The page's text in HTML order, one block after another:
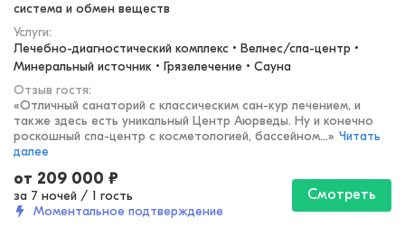
система и обмен веществ
Услуги:
Лечебно-диагностический комплекс • Велнес/спа-центр •
Минеральный источник • Грязелечение • Сауна
Отзыв гостя:
«Отличный санаторий с классическим сан-кур лечением, и
также здесь есть уникальный Центр Аюрведы. Ну и конечно
роскошный спа-центр с косметологией, бассейном...» Читать
далее
от 209 000 ₽
за 7 ночей / 1 гость
Моментальное подтверждение
Смотреть